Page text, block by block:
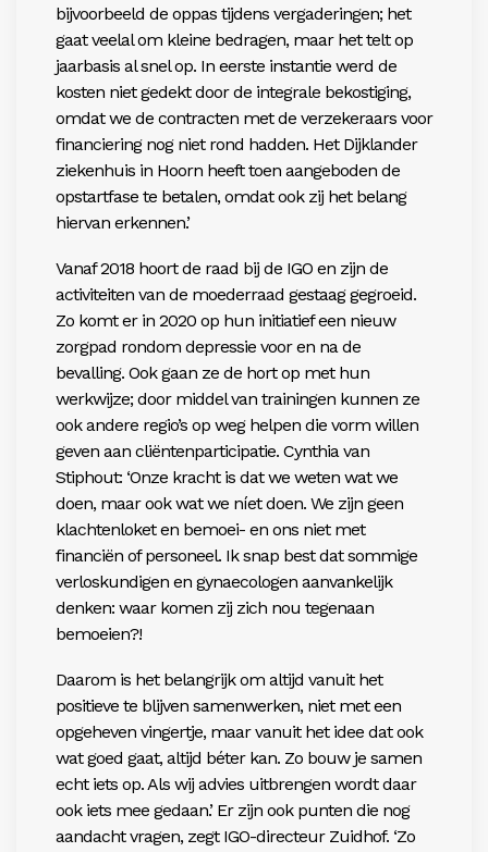
bijvoorbeeld de oppas tijdens vergaderingen; het
gaat veelal om kleine bedragen, maar het telt op
jaarbasis al snel op. In eerste instantie werd de
kosten niet gedekt door de integrale bekostiging,
omdat we de contracten met de verzekeraars voor
financiering nog niet rond hadden. Het Dijklander
ziekenhuis in Hoorn heeft toen aangeboden de
opstartfase te betalen, omdat ook zij het belang
hiervan erkennen.’
Vanaf 2018 hoort de raad bij de IGO en zijn de
activiteiten van de moederraad gestaag gegroeid.
Zo komt er in 2020 op hun initiatief een nieuw
zorgpad rondom depressie voor en na de
bevalling. Ook gaan ze de hort op met hun
werkwijze; door middel van trainingen kunnen ze
ook andere regio’s op weg helpen die vorm willen
geven aan cliëntenparticipatie. Cynthia van
Stiphout: ‘Onze kracht is dat we weten wat we
doen, maar ook wat we níet doen. We zijn geen
klachtenloket en bemoei- en ons niet met
financiën of personeel. Ik snap best dat sommige
verloskundigen en gynaecologen aanvankelijk
denken: waar komen zij zich nou tegenaan
bemoeien?!
Daarom is het belangrijk om altijd vanuit het
positieve te blijven samenwerken, niet met een
opgeheven vingertje, maar vanuit het idee dat ook
wat goed gaat, altijd béter kan. Zo bouw je samen
echt iets op. Als wij advies uitbrengen wordt daar
ook iets mee gedaan.’ Er zijn ook punten die nog
aandacht vragen, zegt IGO-directeur Zuidhof. ‘Zo